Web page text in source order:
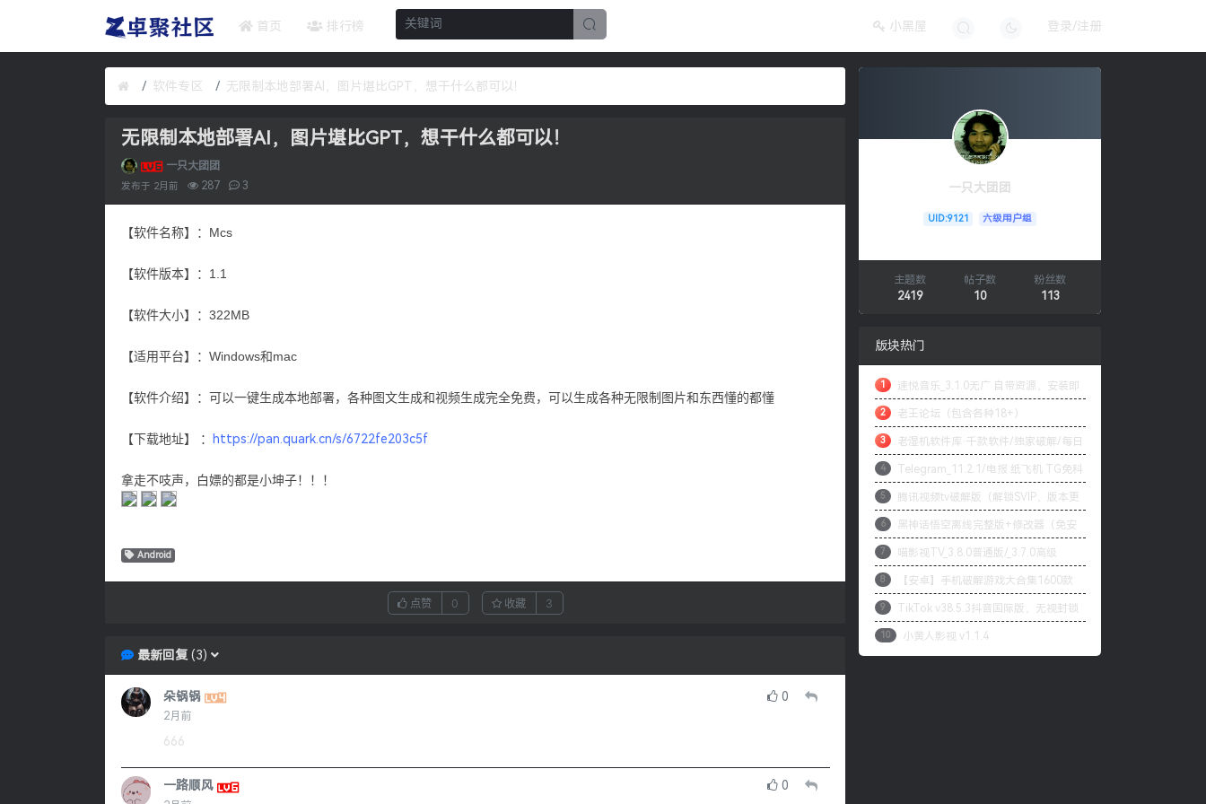
首页 排行榜 小黑屋 登录/注册
软件专区 无限制本地部署AI，图片堪比GPT，想干什么都可以！
无限制本地部署AI，图片堪比GPT，想干什么都可以！
一只大团团
发布于 2月前 287 3
【软件名称】：Mcs
【软件版本】：1.1
【软件大小】：322MB
【适用平台】：Windows和mac
【软件介绍】：可以一键生成本地部署，各种图文生成和视频生成完全免费，可以生成各种无限制图片和东西懂的都懂
【下载地址】 ： https://pan.quark.cn/s/6722fe203c5f
拿走不吱声，白嫖的都是小坤子！！！
Android
点赞 0 收藏 3
最新回复 ( 3)
朵锅锅
2月前
0
666
一路顺风 0
一只大团团
UID:9121 六级用户组
主题数
2419
帖子数
10
粉丝数
113
版块热门
1 速悦音乐_3.1.0无广 自带资源，安装即
可
2 老王论坛（包含各种18+）
3 老湿机软件库·千款软件/独家破解/每日
更新
4 Telegram_11.2.1/电报 纸飞机 TG免科
学上网/本地解锁会员/内置模块增强上传下
载速度
5 腾讯视频tv破解版（解锁SVIP，版本更
改为最高99.9.9）
6 黑神话悟空离线完整版+修改器（免安
装版）
7 喵影视TV_3.8.0普通版/_3.7.0高级
版/4.X低版本完美适配/内置源/4K超清
8 【安卓】手机破解游戏大合集1600款
自购分享
9 TikTok v38.5.3抖音国际版，无视封锁
和下载限制，免拔卡[1月27更新]
10 小黄人影视 v1.1.4